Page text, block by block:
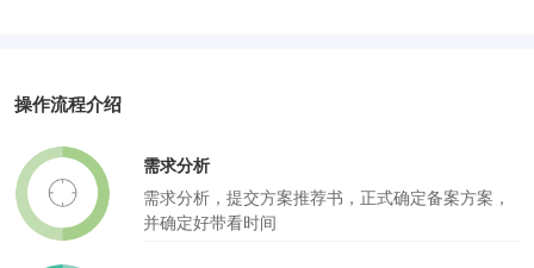
操作流程介绍
需求分析
需求分析，提交方案推荐书，正式确定备案方案，
并确定好带看时间